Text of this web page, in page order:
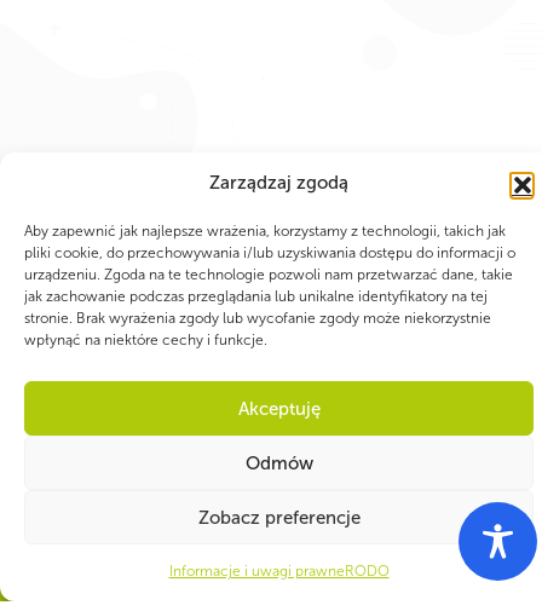
Zarządzaj zgodą
Aby zapewnić jak najlepsze wrażenia, korzystamy z technologii, takich jak
pliki cookie, do przechowywania i/lub uzyskiwania dostępu do informacji o
urządzeniu. Zgoda na te technologie pozwoli nam przetwarzać dane, takie
jak zachowanie podczas przeglądania lub unikalne identyfikatory na tej
stronie. Brak wyrażenia zgody lub wycofanie zgody może niekorzystnie
wpłynąć na niektóre cechy i funkcje.
Akceptuję
Odmów
Zobacz preferencje
Informacje i uwagi prawne RODO
WSPÓLNIE DLA HARCERSKIEJ MISJI
Twoje wsparcie, nasza
Numer konta do darowizn na rzecz ZHP